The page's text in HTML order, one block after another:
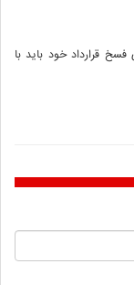
قرارداد خود باید با